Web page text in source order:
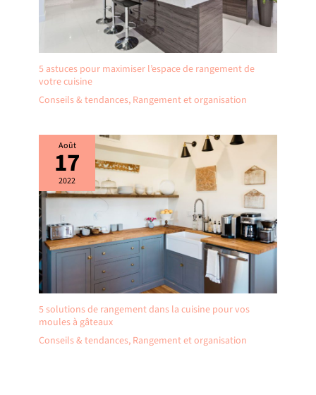
5 astuces pour maximiser l’espace de rangement de
votre cuisine
Conseils & tendances, Rangement et organisation
Août
17
2022
5 solutions de rangement dans la cuisine pour vos
moules à gâteaux
Conseils & tendances, Rangement et organisation